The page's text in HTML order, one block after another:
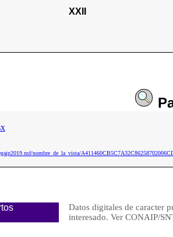
XXII
nombre_de_la_vista/
Datos digitales de caracter
interesado. Ver CONAIP/